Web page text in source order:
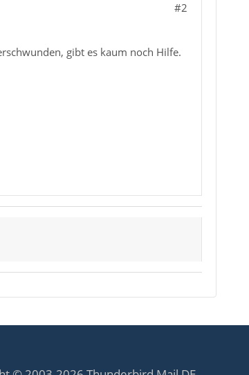
#2
gibt es kaum noch Hilfe.